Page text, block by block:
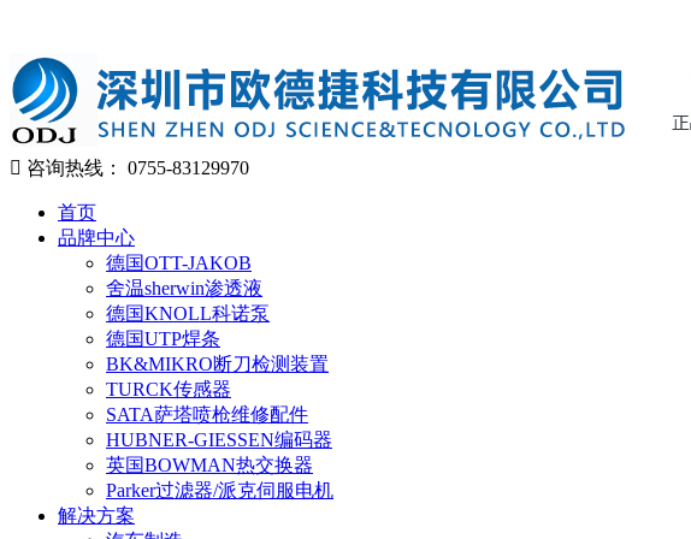
咨询热线： 0755-83129970
首页
品牌中心
德国OTT-JAKOB
舍温sherwin渗透液
德国KNOLL科诺泵
德国UTP焊条
BK&MIKRO断刀检测装置
TURCK传感器
SATA萨塔喷枪维修配件
HUBNER-GIESSEN编码器
英国BOWMAN热交换器
Parker过滤器/派克伺服电机
解决方案